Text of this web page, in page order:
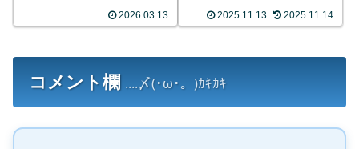
2026.03.13
てほしい
2025.11.13 2025.11.14
コメント欄 ....〆(･ω･。)ｶｷｶｷ